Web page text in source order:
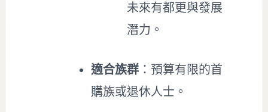
未來有都更與發展
潛力。
適合族群 ：預算有限的首
購族或退休人士。